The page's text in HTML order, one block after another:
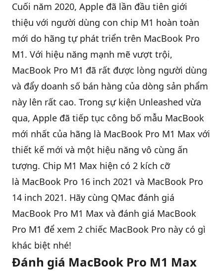
Thay Linh Kiện
QBlog
Cuối năm 2020, Apple đã lần đầu tiên giới
thiệu với người dùng con chip M1 hoàn toàn
mới do hãng tự phát triển trên MacBook Pro
M1. Với hiệu năng mạnh mẽ vượt trội,
MacBook Pro M1 đã rất được lòng người dùng
và đẩy doanh số bán hàng của dòng sản phẩm
này lên rất cao. Trong sự kiện Unleashed vừa
qua, Apple đã tiếp tục công bố mẫu MacBook
mới nhất của hãng là MacBook Pro M1 Max với
thiết kế mới và một hiệu năng vô cùng ấn
tượng. Chip M1 Max hiện có 2 kích cỡ
là MacBook Pro 16 inch 2021 và MacBook Pro
14 inch 2021. Hãy cùng QMac đánh giá
MacBook Pro M1 Max và đánh giá MacBook
Pro M1 để xem 2 chiếc MacBook Pro này có gì
khác biệt nhé!
Đánh giá MacBook Pro M1 Max